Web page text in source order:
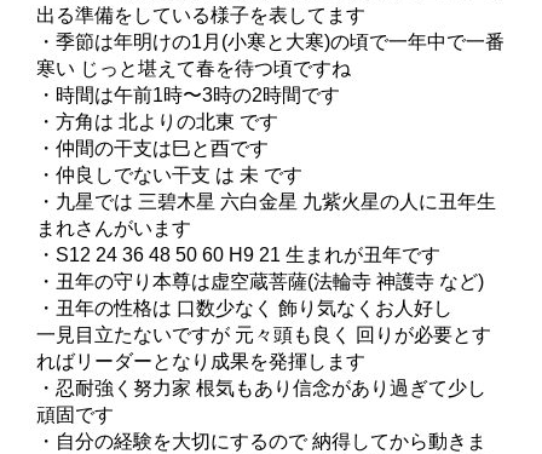
出る準備をしている様子を表してます
・季節は年明けの1月(小寒と大寒)の頃で一年中で一番
寒い じっと堪えて春を待つ頃ですね
・時間は午前1時〜3時の2時間です
・方角は 北よりの北東 です
・仲間の干支は巳と酉です
・仲良しでない干支 は 未 です
・九星では 三碧木星 六白金星 九紫火星の人に丑年生
まれさんがいます
・S12 24 36 48 50 60 H9 21 生まれが丑年です
・丑年の守り本尊は虚空蔵菩薩(法輪寺 神護寺 など)
・丑年の性格は 口数少なく 飾り気なくお人好し
一見目立たないですが 元々頭も良く 回りが必要とす
ればリーダーとなり成果を発揮します
・忍耐強く努力家 根気もあり信念があり過ぎて少し
頑固です
・自分の経験を大切にするので 納得してから動きま